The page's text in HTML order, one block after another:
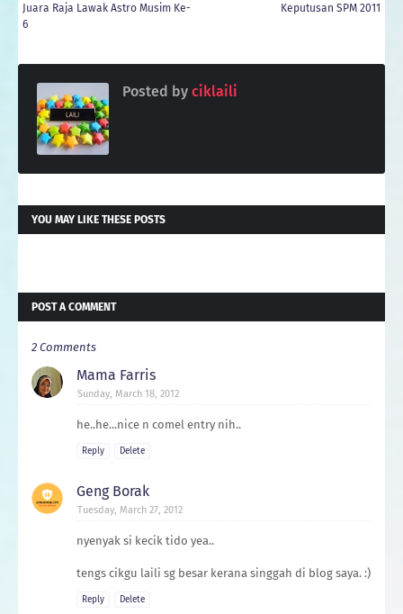
Keputusan SPM 2011
Juara Raja Lawak Astro Musim Ke-
6
Posted by ciklaili
YOU MAY LIKE THESE POSTS
POST A COMMENT
2 Comments
Mama Farris
Sunday, March 18, 2012
he..he...nice n comel entry nih..
Reply Delete
Geng Borak
Tuesday, March 27, 2012
nyenyak si kecik tido yea..
tengs cikgu laili sg besar kerana singgah di blog saya. :)
Reply Delete